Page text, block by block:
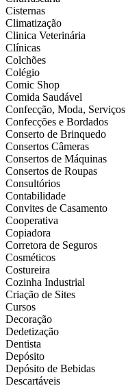
Cisternas
Climatização
Clinica Veterinária
Clínicas
Colchões
Colégio
Comic Shop
Comida Saudável
Confecção, Moda, Serviços
Confecções e Bordados
Conserto de Brinquedo
Consertos Câmeras
Consertos de Máquinas
Consertos de Roupas
Consultórios
Contabilidade
Convites de Casamento
Cooperativa
Copiadora
Corretora de Seguros
Cosméticos
Costureira
Cozinha Industrial
Criação de Sites
Cursos
Decoração
Dedetização
Dentista
Depósito
Depósito de Bebidas
Descartáveis